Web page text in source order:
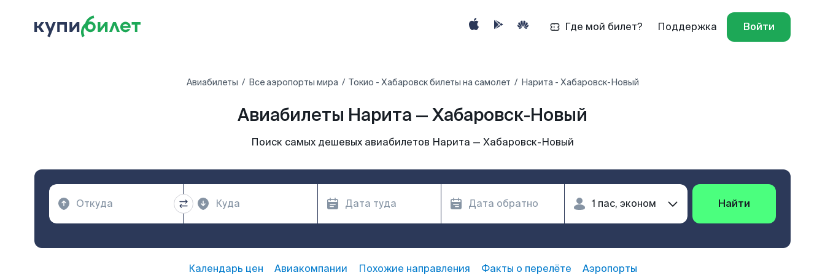
Где мой билет? Поддержка Войти
Авиабилеты Все аэропорты мира Токио - Хабаровск билеты на самолет Нарита - Хабаровск-Новый
Авиабилеты Нарита — Хабаровск-Новый
Поиск самых дешевых авиабилетов Нарита — Хабаровск-Новый
Найти
Календарь цен Авиакомпании Похожие направления Факты о перелёте Аэропорты